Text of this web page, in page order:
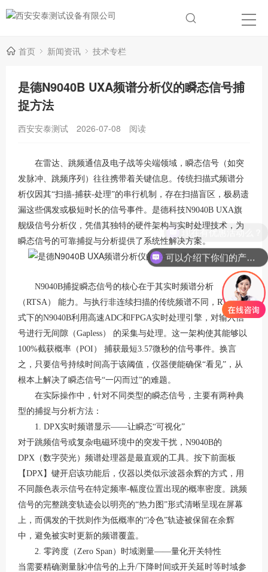
首页 新闻资讯 技术专栏
是德N9040B UXA频谱分析仪的瞬态信号捕
捉方法
西安安泰测试 2026-07-08 阅读
在雷达、跳频通信及电子战等尖端领域，瞬态信号（如突
发脉冲、跳频序列）往往携带着关键信息。传统扫描式频谱分
析仪因其“扫描-捕获-处理”的串行机制，存在扫描盲区，极易遗
漏这些偶发或极短时长的信号事件。是德科技N9040B UXA旗
舰级信号分析仪，凭借其独特的硬件架构与实时处理技术，为
瞬态信号的可靠捕捉与分析提供了系统性解决方案。
N9040B捕捉瞬态信号的核心在于其实时频谱分析
（RTSA） 能力。与执行非连续扫描的传统频谱不同，RTSA模
式下的N9040B利用高速ADC和FPGA实时处理引擎，对输入信
号进行无间隙（Gapless） 的采集与处理。这一架构使其能够以
100%截获概率（POI） 捕获最短3.57微秒的信号事件。换言
之，只要信号持续时间高于该阈值，仪器便能确保“看见”，从
根本上解决了瞬态信号“一闪而过”的难题。
在实际操作中，针对不同类型的瞬态信号，主要有两种典
型的捕捉与分析方法：
1. DPX实时频谱显示——让瞬态“可视化”
对于跳频信号或复杂电磁环境中的突发干扰， N9040B的
DPX（数字荧光）频谱处理器是最直观的工具。按下前面板
【DPX】键开启该功能后，仪器以类似示波器余辉的方式，用
不同颜色表示信号在特定频率-幅度位置出现的概率密度。跳频
信号的完整跳变轨迹会以明亮的“热力图”形式清晰呈现在屏幕
上，而偶发的干扰则作为低概率的“冷色”轨迹被保留在余辉
中，避免被实时更新的频谱覆盖。
2. 零跨度（Zero Span）时域测量——量化开关特性
当需要精确测量脉冲信号的上升/下降时间或开关延时等时域参
可以介绍下你们的产品么？
现在有优惠活动么？